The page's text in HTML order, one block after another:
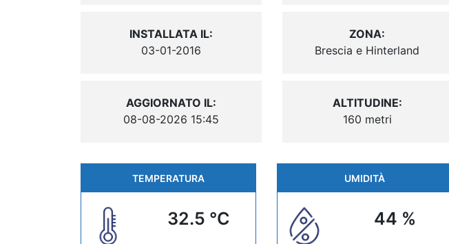
INSTALLATA IL:
03-01-2016
AGGIORNATO IL:
08-08-2026 15:45
ZONA:
Brescia e Hinterland
ALTITUDINE:
160 metri
TEMPERATURA
32.5 °C
UMIDITÀ
44 %